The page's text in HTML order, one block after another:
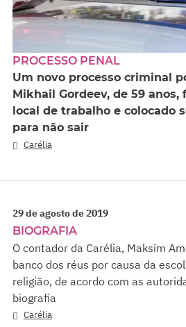
PROCESSO PENAL
Um novo processo criminal
Mikhail Gordeev, de 59
local de trabalho e colocado
para não sair
Carélia
29 de agosto de 2019
BIOGRAFIA
O contador da Carélia, Maksim
banco dos réus por causa da
religião, de acordo com as
biografia
Carélia